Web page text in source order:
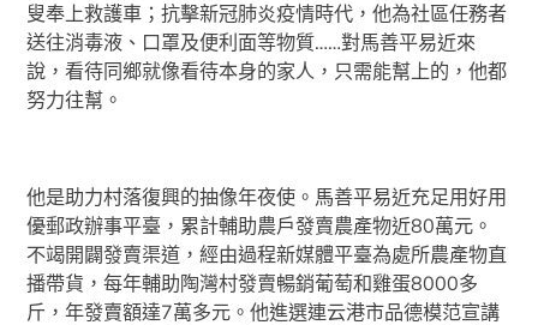
叟奉上救護車；抗擊新冠肺炎疫情時代，他為社區任務者
送往消毒液、口罩及便利面等物質……對馬善平易近來
說，看待同鄉就像看待本身的家人，只需能幫上的，他都
努力往幫。
他是助力村落復興的抽像年夜使。馬善平易近充足用好用
優郵政辦事平臺，累計輔助農戶發賣農產物近80萬元。
不竭開闢發賣渠道，經由過程新媒體平臺為處所農產物直
播帶貨，每年輔助陶灣村發賣暢銷葡萄和雞蛋8000多
斤，年發賣額達7萬多元。他進選連云港市品德模范宣講